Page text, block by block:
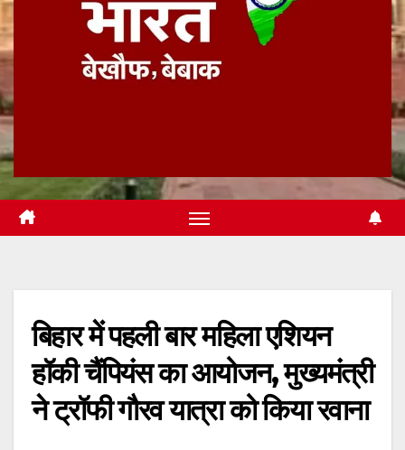
बिहार में पहली बार महिला एशियन
हॉकी चैंपियंस का आयोजन, मुख्यमंत्री
ने ट्रॉफी गौरव यात्रा को किया रवाना